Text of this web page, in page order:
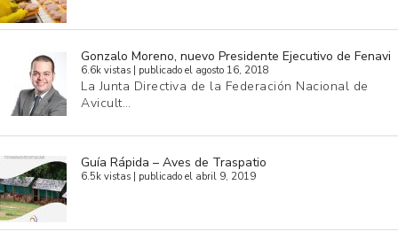
Gonzalo Moreno, nuevo Presidente Ejecutivo de Fenavi
6.6k vistas publicado el agosto 16, 2018
La Junta Directiva de la Federación Nacional de
Avicult…
Guía Rápida – Aves de Traspatio
6.5k vistas publicado el abril 9, 2019